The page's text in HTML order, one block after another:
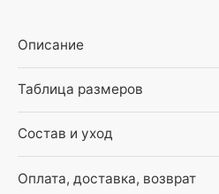
Описание
Таблица размеров
Состав и уход
Оплата, доставка, возврат